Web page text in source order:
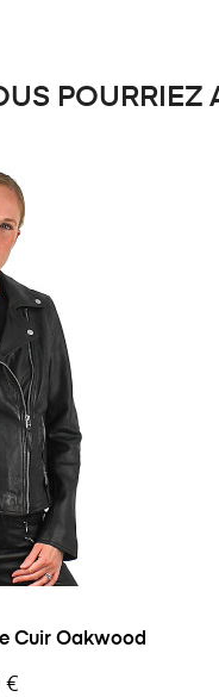
POURRIEZ
Cuir Oakwood
€